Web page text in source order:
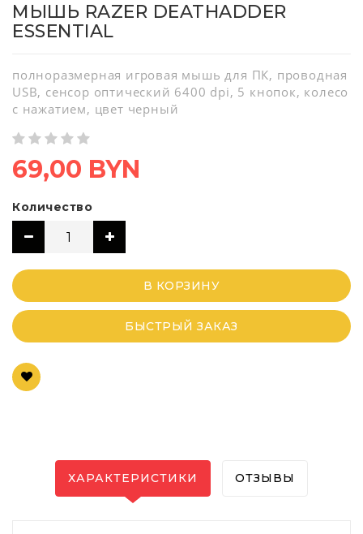
МЫШЬ RAZER DEATHADDER
ESSENTIAL
полноразмерная игровая мышь для ПК, проводная
USB, сенсор оптический 6400 dpi, 5 кнопок, колесо
с нажатием, цвет черный
69,00 BYN
Количество
В КОРЗИНУ
БЫСТРЫЙ ЗАКАЗ
ХАРАКТЕРИСТИКИ ОТЗЫВЫ